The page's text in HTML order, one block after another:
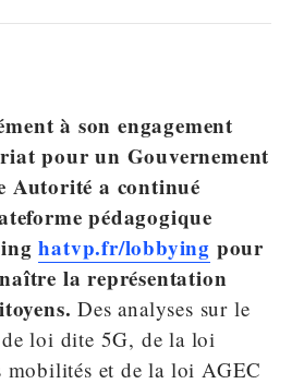
à son engagement
pour un Gouvernement
Autorité a continué
pédagogique
hatvp.fr/lobbying pour
la représentation
Des analyses sur le
loi dite 5G, de la loi
mobilités et de la loi AGEC